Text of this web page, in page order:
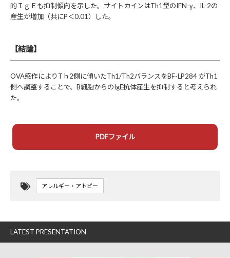
的ＩｇＥも抑制傾向を示した。サイトカインはTh1型のIFN-γ、IL-2の
産生が増加（共にP＜0.01）した。
【結論】
OVA感作によりTｈ2側に傾いたTh1/Th2バランスをBF-LP284 がTh1
側へ調整することで、B細胞からのIgE抗体産生を抑制すると考えられ
た。
PDFファイル
アレルギー・アトピー
LATEST PRESENTATION